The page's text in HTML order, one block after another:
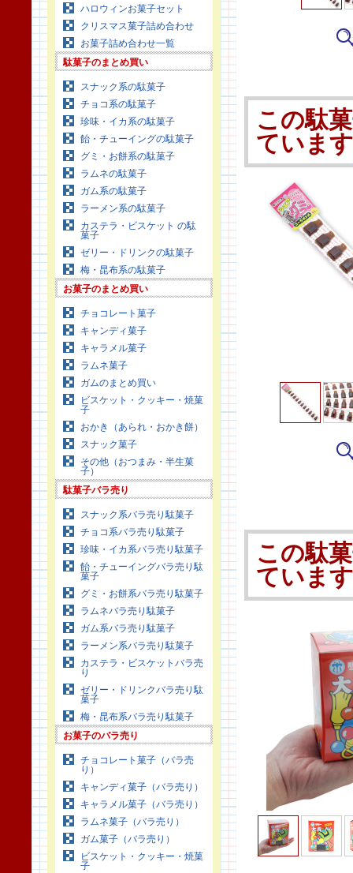
ハロウィンお菓子セット
クリスマス菓子詰め合わせ
お菓子詰め合わせ一覧
駄菓子のまとめ買い
スナック系の駄菓子
チョコ系の駄菓子
珍味・イカ系の駄菓子
飴・チューイングの駄菓子
グミ・お餅系の駄菓子
ラムネの駄菓子
ガム系の駄菓子
ラーメン系の駄菓子
カステラ・ビスケット の駄
菓子
ゼリー・ドリンクの駄菓子
梅・昆布系の駄菓子
お菓子のまとめ買い
チョコレート菓子
キャンディ菓子
キャラメル菓子
ラムネ菓子
ガムのまとめ買い
ビスケット・クッキー・焼菓
子
おかき（あられ・おかき餅）
スナック菓子
その他（おつまみ・半生菓
子）
駄菓子バラ売り
スナック系バラ売り駄菓子
チョコ系バラ売り駄菓子
珍味・イカ系バラ売り駄菓子
飴・チューイングバラ売り駄
菓子
グミ・お餅系バラ売り駄菓子
ラムネバラ売り駄菓子
ガム系バラ売り駄菓子
ラーメン系バラ売り駄菓子
カステラ・ビスケットバラ売
り
ゼリー・ドリンクバラ売り駄
菓子
梅・昆布系バラ売り駄菓子
お菓子のバラ売り
チョコレート菓子（バラ売
り）
キャンディ菓子（バラ売り）
キャラメル菓子（バラ売り）
ラムネ菓子（バラ売り）
ガム菓子（バラ売り）
ビスケット・クッキー・焼菓
子
この駄
ていま
この駄
ていま